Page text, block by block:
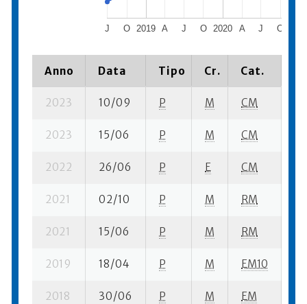
2019 2020
J O A J O A J O
Anno Data Tipo Cr. Cat.
2023 10/09 P M CM
2023 15/06 P M CM
2022 26/06 P E CM
2021 02/10 P M RM
2021 15/06 P M RM
2019 18/04 P M EM10
2018 30/06 P M EM